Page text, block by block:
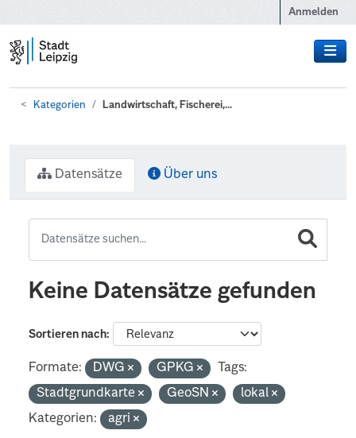
Anmelden
Kategorien Landwirtschaft, Fischerei,...
Datensätze Über uns
Keine Datensätze gefunden
Sortieren nach
Formate: DWG GPKG
Tags:
Stadtgrundkarte
GeoSN
lokal
Kategorien:
agri